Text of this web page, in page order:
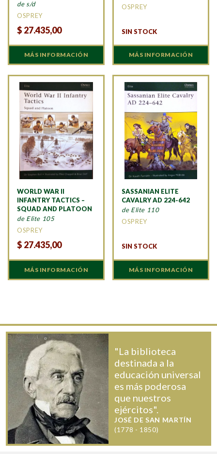
de s/d
OSPREY
$ 27.435,00
MÁS INFORMACIÓN
OSPREY
SIN STOCK
MÁS INFORMACIÓN
WORLD WAR II
INFANTRY TACTICS –
SQUAD AND PLATOON
de Elite 105
OSPREY
$ 27.435,00
MÁS INFORMACIÓN
SASSANIAN ELITE
CAVALRY AD 224-642
de Elite 110
OSPREY
SIN STOCK
MÁS INFORMACIÓN
"La biblioteca
destinada a la
educación universal
es más poderosa
que nuestros
ejércitos".
JOSÉ DE SAN MARTÍN
(1778 - 1850)